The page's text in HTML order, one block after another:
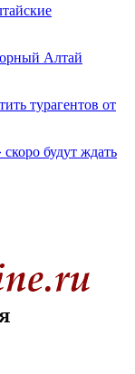
Алтай
турагентов от
будут ждать